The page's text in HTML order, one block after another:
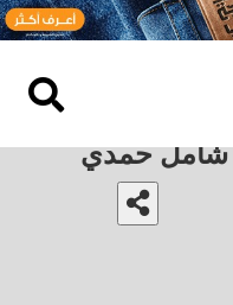
شامل حمدي